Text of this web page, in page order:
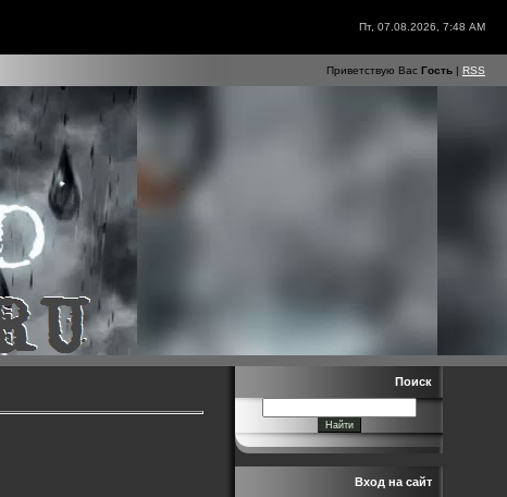
Пт, 07.08.2026, 7:48 AM
Приветствую Вас Гость | RSS
Поиск
Вход на сайт